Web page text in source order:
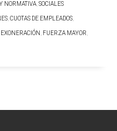
NORMATIVA,SOCIALES
,CUOTAS DE EMPLEADOS,
EXONERACIÓN, FUERZA MAYOR,